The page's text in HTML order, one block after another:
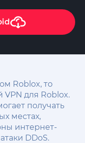
Roblox, то
VPN для Roblox.
получать
местах,
интернет-
DDoS.